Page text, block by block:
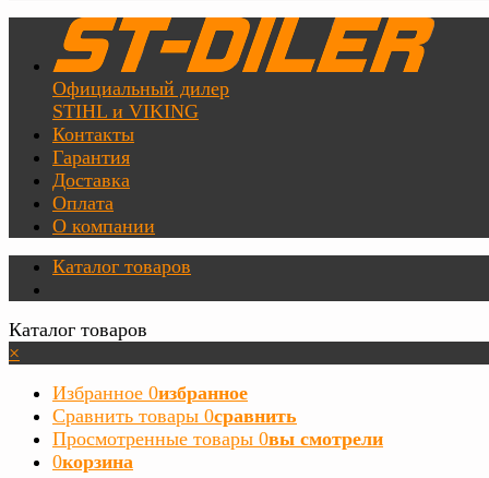
Официальный дилер
STIHL и VIKING
Контакты
Гарантия
Доставка
Оплата
О компании
Каталог товаров
Каталог товаров
×
Избранное 0избранное
Сравнить товары 0сравнить
Просмотренные товары 0вы смотрели
0корзина